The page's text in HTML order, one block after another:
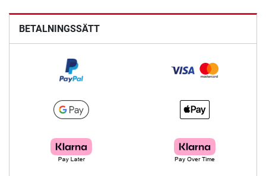
BETALNINGSSÄTT